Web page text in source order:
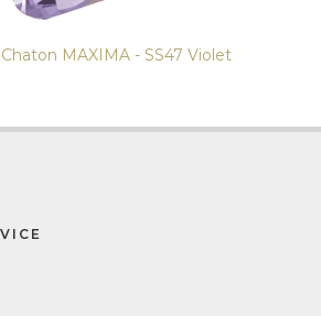
MAXIMA - SS47 Violet